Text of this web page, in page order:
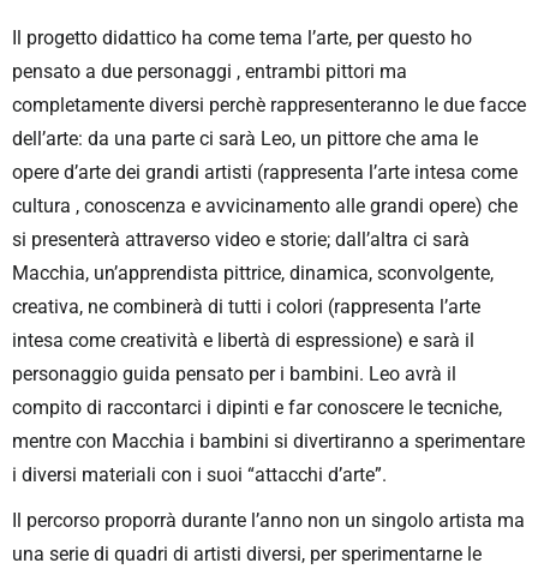
Il progetto didattico ha come tema l’arte, per questo ho
pensato a due personaggi , entrambi pittori ma
completamente diversi perchè rappresenteranno le due facce
dell’arte: da una parte ci sarà Leo, un pittore che ama le
opere d’arte dei grandi artisti (rappresenta l’arte intesa come
cultura , conoscenza e avvicinamento alle grandi opere) che
si presenterà attraverso video e storie; dall’altra ci sarà
Macchia, un’apprendista pittrice, dinamica, sconvolgente,
creativa, ne combinerà di tutti i colori (rappresenta l’arte
intesa come creatività e libertà di espressione) e sarà il
personaggio guida pensato per i bambini. Leo avrà il
compito di raccontarci i dipinti e far conoscere le tecniche,
mentre con Macchia i bambini si divertiranno a sperimentare
i diversi materiali con i suoi “attacchi d’arte”.
Il percorso proporrà durante l’anno non un singolo artista ma
una serie di quadri di artisti diversi, per sperimentarne le